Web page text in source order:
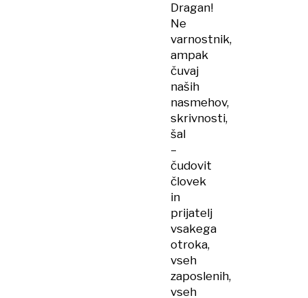
Dragan!
Ne
varnostnik,
ampak
čuvaj
naših
nasmehov,
skrivnosti,
šal
–
čudovit
človek
in
prijatelj
vsakega
otroka,
vseh
zaposlenih,
vseh